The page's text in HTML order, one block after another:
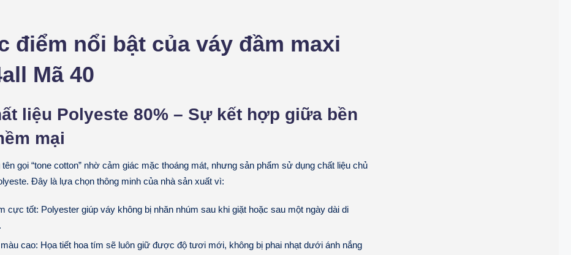
điểm nổi bật của váy đầm maxi
Mã 40
liệu Polyeste 80% – Sự kết hợp giữa bền
mại
gọi “tone cotton” nhờ cảm giác mặc thoáng mát, nhưng sản phẩm sử dụng chất liệu chủ
Đây là lựa chọn thông minh của nhà sản xuất vì:
cực tốt: Polyester giúp váy không bị nhăn nhúm sau khi giặt hoặc sau một ngày dài di
cao: Họa tiết hoa tím sẽ luôn giữ được độ tươi mới, không bị phai nhạt dưới ánh nắng